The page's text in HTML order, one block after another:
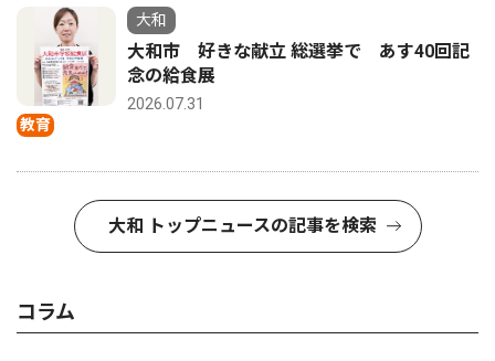
教育
大和
大和市 好きな献立 総選挙で あす40回記
念の給食展
2026.07.31
大和 トップニュースの記事を検索
コラム